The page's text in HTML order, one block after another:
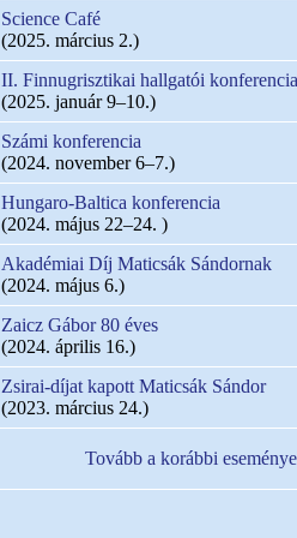
Science Café
(2025. március 2.)
II. Finnugrisztikai hallgatói konferencia
(2025. január 9–10.)
Számi konferencia
(2024. november 6–7.)
Hungaro-Baltica konferencia
(2024. május 22–24. )
Akadémiai Díj Maticsák Sándornak
(2024. május 6.)
Zaicz Gábor 80 éves
(2024. április 16.)
Zsirai-díjat kapott Maticsák Sándor
(2023. március 24.)
Tovább a korábbi